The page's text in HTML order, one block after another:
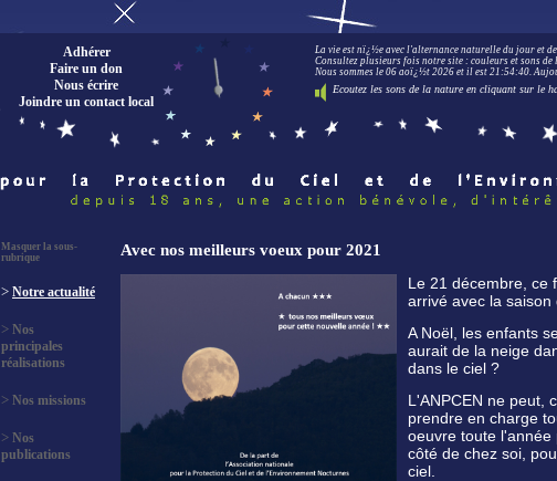
Adhérer
Faire un don
Nous écrire
Joindre un contact local
La vie est nï¿½e avec l'alternance naturelle du jour et
Consultez plusieurs fois notre site : couleurs et sons
Nous sommes le 06 aoï¿½t 2026 et il est 21:54:41.
Ecoutez les sons de la nature en cliquant sur le
Masquer la sous-
rubrique
> Notre actualité
> Nos
principales
réalisations
> Nos missions
> Nos
publications
Avec nos meilleurs voeux pour 2021
Le 21 décembre, ce
arrivé avec la saison
A Noël, les enfants
aurait de la neige
dans le ciel ?
L'ANPCEN ne peut,
prendre en charge
oeuvre toute l'année
côté de chez soi,
ciel.